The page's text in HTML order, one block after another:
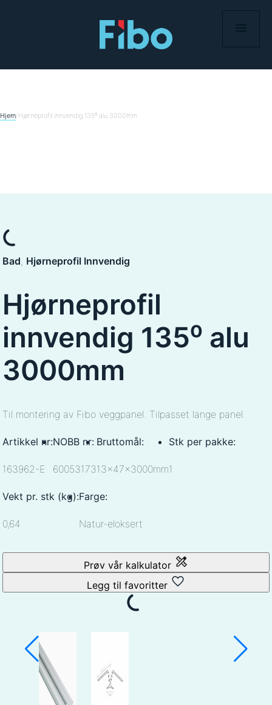
Hjem/Hjørneprofil innvendig 135⁰ alu 3000mm
Bad, Hjørneprofil Innvendig
Hjørneprofil
innvendig 135⁰ alu
3000mm
Til montering av Fibo veggpanel. Tilpasset lange panel.
Artikkel nr:
163962-E
NOBB nr:
60053173
Bruttomål:
13x47x3000mm
Stk per pakke:
1
Vekt pr. stk (kg):
0,64
Farge:
Natur-eloksert
Prøv vår kalkulator
Legg til favoritter